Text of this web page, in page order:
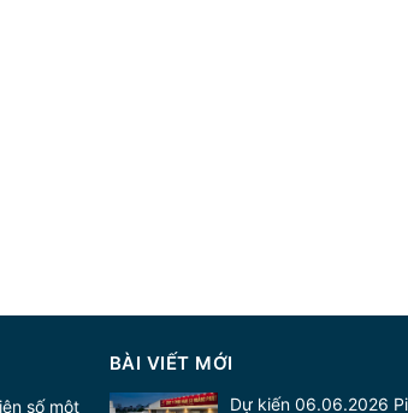
số một
BÀI VIẾT MỚI
Dự kiến 06.06.2026